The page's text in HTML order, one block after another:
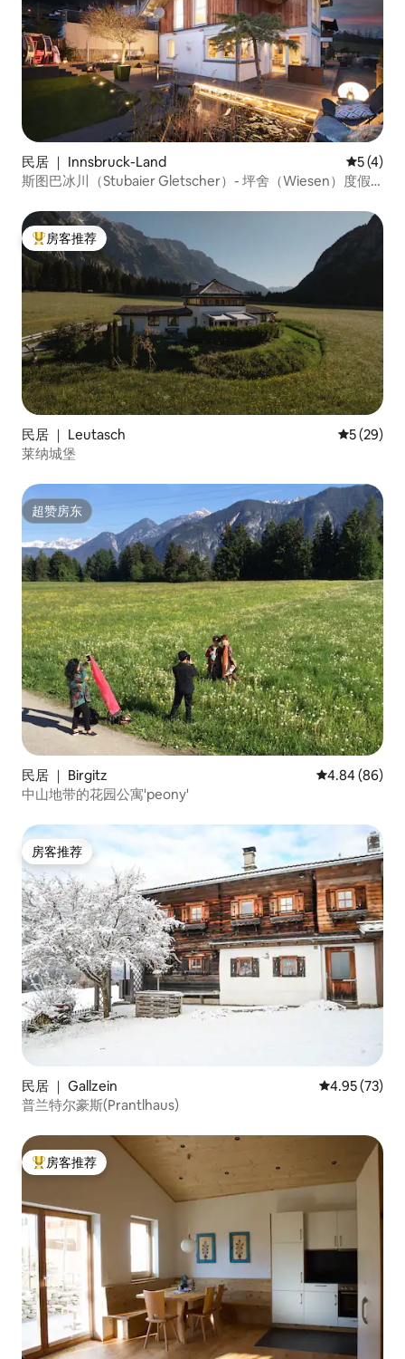
民居 ｜ Innsbruck-Land 平均评分
5 (4)
斯图巴冰川（Stubaier Gletscher）- 坪舍（Wiesen）度假
热门「房客推荐」
房客推荐
民居 ｜ Leutasch 平均评分
5 (29)
莱纳城堡
超赞房东
超赞房东
民居 ｜ Birgitz 平均评分 4.84
4.84 (86)
中山地带的花园公寓'peony'
房客推荐
房客推荐
民居 ｜ Gallzein 平均评分
4.95 (73)
普兰特尔豪斯(Prantlhaus)
热门「房客推荐」
房客推荐